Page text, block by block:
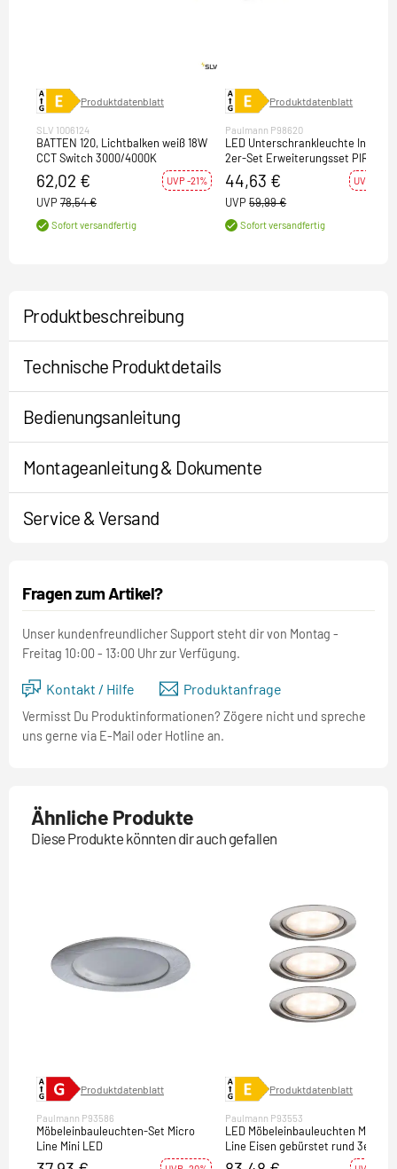
Produktdatenblatt
SLV 1006124
BATTEN 120, Lichtbalken weiß 18W
CCT Switch 3000/4000K
62,02 € UVP -21%
UVP 78,54 €
Sofort versandfertig
Produktdatenblatt
Paulmann P98620
LED Unterschrankleuchte Inline
2er-Set Erweiterungsset PIR-
Sensor 3000K dimmbar 2x6W
550x26mm 2x500lm 24V Chrom
matt
44,63 € UVP -26%
UVP 59,99 €
Sofort versandfertig
Produktbeschreibung
Technische Produktdetails
Bedienungsanleitung
Montageanleitung & Dokumente
Service & Versand
Fragen zum Artikel?
Unser kundenfreundlicher Support steht dir von Montag -
Freitag 10:00 - 13:00 Uhr zur Verfügung.
Kontakt / Hilfe Produktanfrage
Vermisst Du Produktinformationen? Zögere nicht und spreche
uns gerne via E-Mail oder Hotline an.
Ähnliche Produkte
Diese Produkte könnten dir auch gefallen
Produktdatenblatt
Paulmann P93586
Möbeleinbauleuchten-Set Micro
Line Mini LED
Produktdatenblatt
Paulmann P93553
LED Möbeleinbauleuchten Micro
Line Eisen gebürstet rund 3er-Set
2700K inkl. Trafo